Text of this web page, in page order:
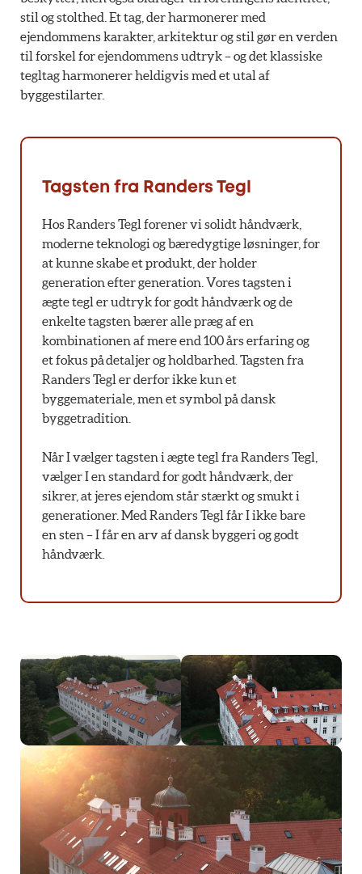
stil og stolthed. Et tag, der harmonerer med
ejendommens karakter, arkitektur og stil gør en verden
til forskel for ejendommens udtryk – og det klassiske
tegltag harmonerer heldigvis med et utal af
byggestilarter.
Tagsten fra Randers Tegl
Hos Randers Tegl forener vi solidt håndværk,
moderne teknologi og bæredygtige løsninger, for
at kunne skabe et produkt, der holder
generation efter generation. Vores tagsten i
ægte tegl er udtryk for godt håndværk og de
enkelte tagsten bærer alle præg af en
kombinationen af mere end 100 års erfaring og
et fokus på detaljer og holdbarhed. Tagsten fra
Randers Tegl er derfor ikke kun et
byggemateriale, men et symbol på dansk
byggetradition.
Når I vælger tagsten i ægte tegl fra Randers Tegl,
vælger I en standard for godt håndværk, der
sikrer, at jeres ejendom står stærkt og smukt i
generationer. Med Randers Tegl får I ikke bare
en sten – I får en arv af dansk byggeri og godt
håndværk.